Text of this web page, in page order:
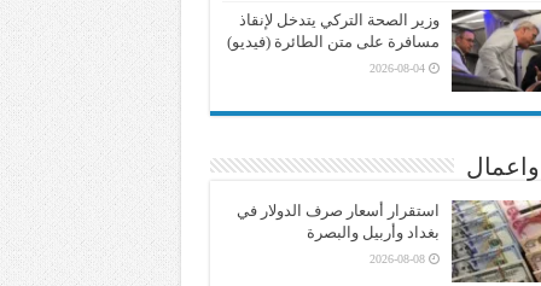
وزير الصحة التركي يتدخل لإنقاذ
مسافرة على متن الطائرة (فيديو)
2026-08-04
استقرار أسعار صرف الدولار في
بغداد وأربيل والبصرة
2026-08-08